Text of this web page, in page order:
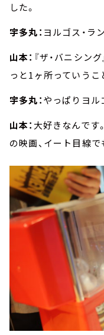
した。
宇多丸： ヨルゴス・ラ
山本： 『ザ・バニシン
っと1ヶ所っていうこ
宇多丸：やっぱりヨル
山本： 大好きなんです
の映画、イート目線